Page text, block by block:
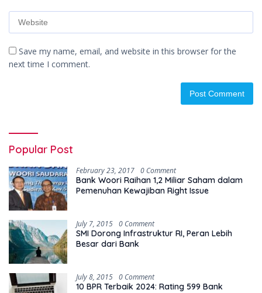
Save my name, email, and website in this browser for the
next time I comment.
Popular Post
February 23, 2017 0 Comment
Bank Woori Raihan 1,2 Miliar Saham dalam
Pemenuhan Kewajiban Right Issue
July 7, 2015 0 Comment
SMI Dorong Infrastruktur RI, Peran Lebih
Besar dari Bank
July 8, 2015 0 Comment
10 BPR Terbaik 2024: Rating 599 Bank